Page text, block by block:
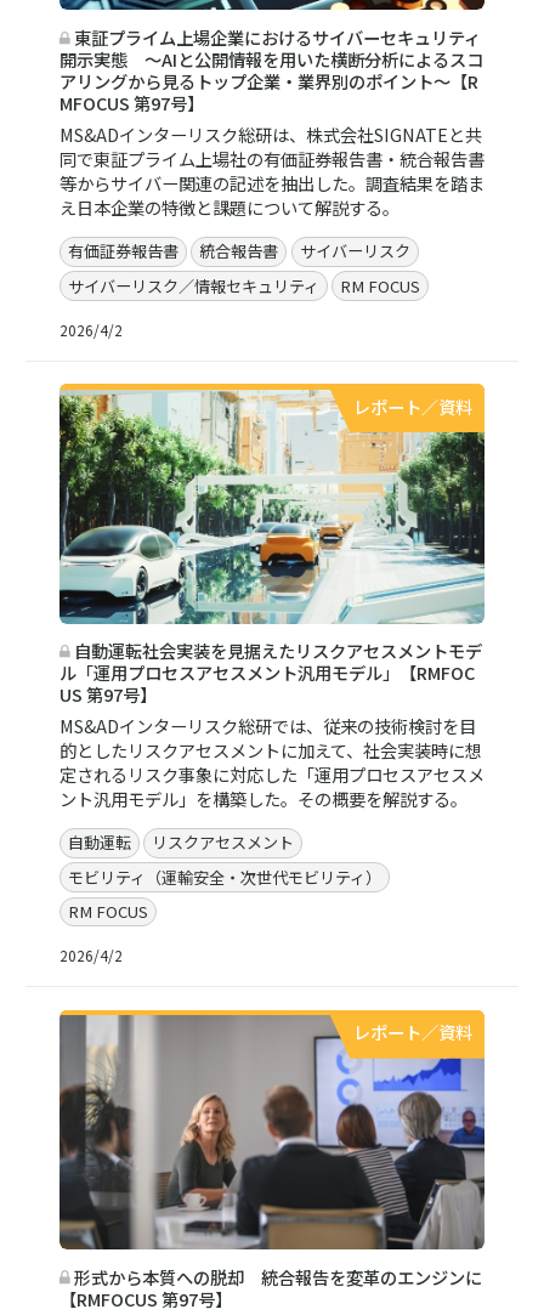
東証プライム上場企業におけるサイバーセキュリティ
開示実態 ～AIと公開情報を用いた横断分析によるスコ
アリングから見るトップ企業・業界別のポイント～【R
MFOCUS 第97号】
MS&ADインターリスク総研は、株式会社SIGNATEと共
同で東証プライム上場社の有価証券報告書・統合報告書
等からサイバー関連の記述を抽出した。調査結果を踏ま
え日本企業の特徴と課題について解説する。
有価証券報告書 統合報告書
サイバーリスク
サイバーリスク／情報セキュリティ
RM FOCUS
2026/4/2
レポート／資料
自動運転社会実装を見据えたリスクアセスメントモデ
ル「運用プロセスアセスメント汎用モデル」【RMFOC
US 第97号】
MS&ADインターリスク総研では、従来の技術検討を目
的としたリスクアセスメントに加えて、社会実装時に想
定されるリスク事象に対応した「運用プロセスアセスメ
ント汎用モデル」を構築した。その概要を解説する。
自動運転
リスクアセスメント
モビリティ（運輸安全・次世代モビリティ）
RM FOCUS
2026/4/2
レポート／資料
形式から本質への脱却 統合報告を変革のエンジンに
【RMFOCUS 第97号】